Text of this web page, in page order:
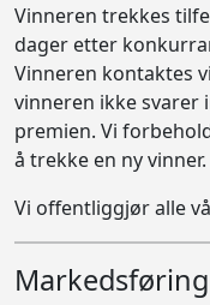
Vinneren trekkes
dager etter
Vinneren kontaktes
vinneren ikke svarer
premien. Vi
å trekke en ny vinner.
Vi offentliggjør alle